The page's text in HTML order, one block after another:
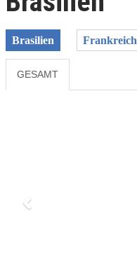
Brasilien Frankreich
GESAMT